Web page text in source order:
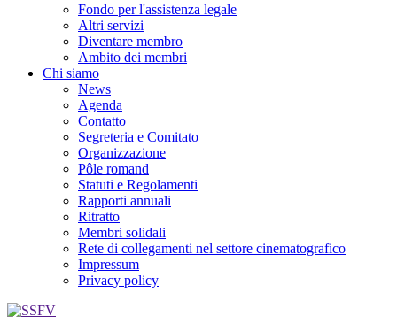
Fondo per l'assistenza legale
Altri servizi
Diventare membro
Ambito dei membri
Chi siamo
News
Agenda
Contatto
Segreteria e Comitato
Organizzazione
Pôle romand
Statuti e Regolamenti
Rapporti annuali
Ritratto
Membri solidali
Rete di collegamenti nel settore cinematografico
Impressum
Privacy policy